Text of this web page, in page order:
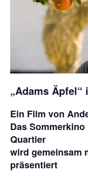
„Adams
Ein Film von
Das
Quartier
wird gemeinsam
präsentiert